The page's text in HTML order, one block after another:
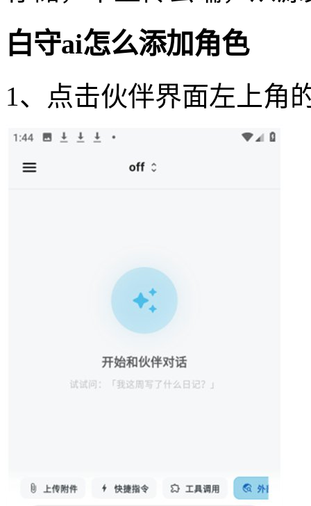
白守ai怎么添加角色
1、点击伙伴界面左上角